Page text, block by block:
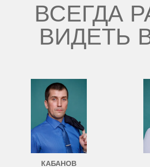
ВСЕГДА
ВИДЕТЬ
КАБАНОВ